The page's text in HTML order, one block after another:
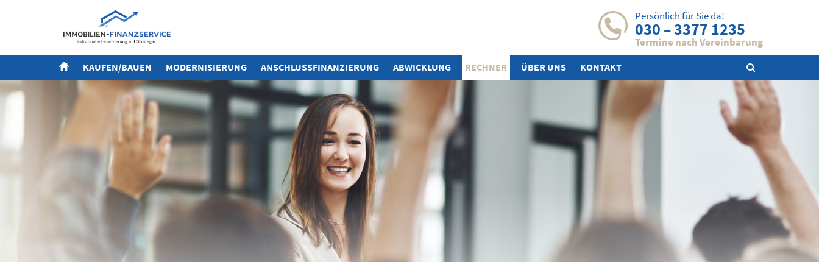
Persönlich für Sie da!
030 – 3377 1235
Termine nach Vereinbarung
KAUFEN/BAUEN MODERNISIERUNG ANSCHLUSS­FINANZIERUNG ABWICKLUNG RECHNER ÜBER UNS KONTAKT